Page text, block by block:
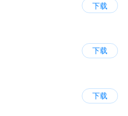
下载
下载
下载